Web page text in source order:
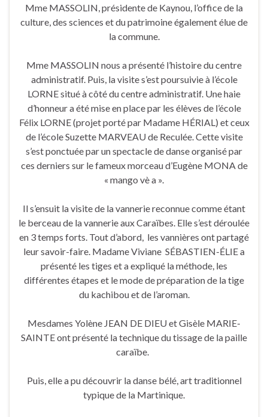
Mme MASSOLIN, présidente de Kaynou, l’office de la
culture, des sciences et du patrimoine également élue de
la commune.
Mme MASSOLIN nous a présenté l’histoire du centre
administratif. Puis, la visite s’est poursuivie à l’école
LORNE situé à côté du centre administratif. Une haie
d’honneur a été mise en place par les élèves de l’école
Félix LORNE (projet porté par Madame HÉRIAL) et ceux
de l’école Suzette MARVEAU de Reculée. Cette visite
s’est ponctuée par un spectacle de danse organisé par
ces derniers sur le fameux morceau d’Eugène MONA de
« mango vè a ».
Il s’ensuit la visite de la vannerie reconnue comme étant
le berceau de la vannerie aux Caraïbes. Elle s’est déroulée
en 3 temps forts. Tout d’abord, les vannières ont partagé
leur savoir-faire. Madame Viviane SÉBASTIEN-ÉLIE a
présenté les tiges et a expliqué la méthode, les
différentes étapes et le mode de préparation de la tige
du kachibou et de l’aroman.
Mesdames Yolène JEAN DE DIEU et Gisèle MARIE-
SAINTE ont présenté la technique du tissage de la paille
caraïbe.
Puis, elle a pu découvrir la danse bélé, art traditionnel
typique de la Martinique.